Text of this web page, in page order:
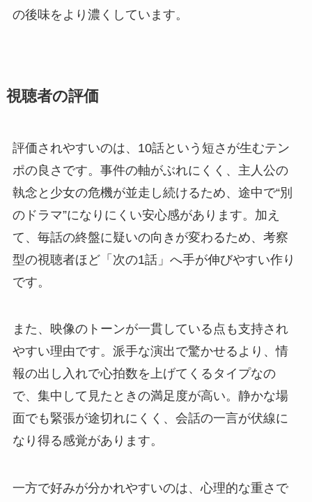
の後味をより濃くしています。
視聴者の評価
評価されやすいのは、10話という短さが生むテン
ポの良さです。事件の軸がぶれにくく、主人公の
執念と少女の危機が並走し続けるため、途中で“別
のドラマ”になりにくい安心感があります。加え
て、毎話の終盤に疑いの向きが変わるため、考察
型の視聴者ほど「次の1話」へ手が伸びやすい作り
です。
また、映像のトーンが一貫している点も支持され
やすい理由です。派手な演出で驚かせるより、情
報の出し入れで心拍数を上げてくるタイプなの
で、集中して見たときの満足度が高い。静かな場
面でも緊張が途切れにくく、会話の一言が伏線に
なり得る感覚があります。
一方で好みが分かれやすいのは、心理的な重さで